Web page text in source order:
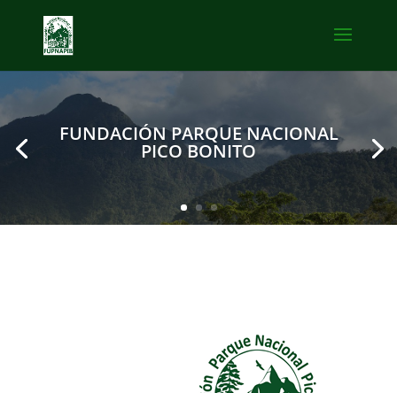
FUNDACIÓN PARQUE NACIONAL
PICO BONITO